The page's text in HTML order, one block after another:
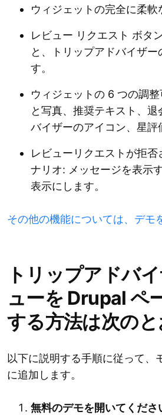
ウィジェットの完全に柔軟
レビュー リクエスト ボタ
と、トリップアドバイザー
す。
ウィジェットの 6 つの調
と写真、推奨テキスト、
バイザーのアイコン、星評
レビューリクエストが拒
ナリオ: メッセージを表示
表示にします。
その他の機能については、デモ
トリップアドバ
ューを Drupal ペ
する方法は次のと
以下に説明する手順に従って、
に追加します。
無料のデモを開いてくださ